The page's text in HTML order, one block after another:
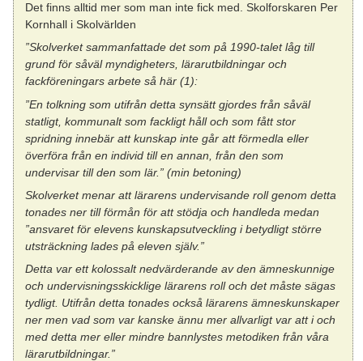
Det finns alltid mer som man inte fick med. Skolforskaren Per
Kornhall i Skolvärlden
”Skolverket sammanfattade det som på 1990-talet låg till
grund för såväl myndigheters, lärarutbildningar och
fackföreningars arbete så här (1):
”En tolkning som utifrån detta synsätt gjordes från såväl
statligt, kommunalt som fackligt håll och som fått stor
spridning innebär att kunskap inte går att förmedla eller
överföra från en individ till en annan, från den som
undervisar till den som lär.” (min betoning)
Skolverket menar att lärarens undervisande roll genom detta
tonades ner till förmån för att stödja och handleda medan
”ansvaret för elevens kunskapsutveckling i betydligt större
utsträckning lades på eleven själv.”
Detta var ett kolossalt nedvärderande av den ämneskunnige
och undervisningsskicklige lärarens roll och det måste sägas
tydligt. Utifrån detta tonades också lärarens ämneskunskaper
ner men vad som var kanske ännu mer allvarligt var att i och
med detta mer eller mindre bannlystes metodiken från våra
lärarutbildningar.”